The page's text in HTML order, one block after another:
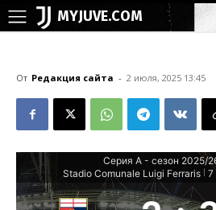
MYJUVE.COM
От Редакция сайта - 2 июля, 2025 13:45
Серия А - сезон 2025/
Stadio Comunale Luigi Ferraris 7